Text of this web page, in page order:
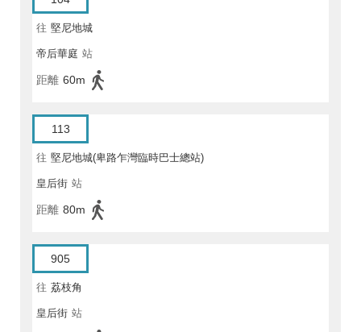
往 堅尼地城
帝后華庭 站
距離 60m
113
往 堅尼地城(卑路乍灣臨時巴士總站)
皇后街 站
距離 80m
905
往 荔枝角
皇后街 站